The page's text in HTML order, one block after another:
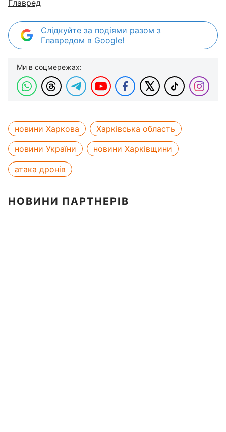
Главред
Слідкуйте за подіями разом з
Главредом в Google!
Ми в соцмережах:
новини Харкова
Харківська область
новини України
новини Харківщини
атака дронів
НОВИНИ ПАРТНЕРІВ